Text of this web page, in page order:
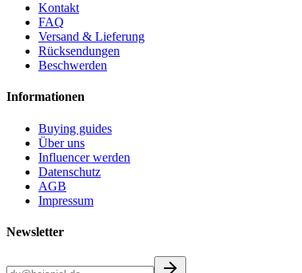
Kontakt
FAQ
Versand & Lieferung
Rücksendungen
Beschwerden
Informationen
Buying guides
Über uns
Influencer werden
Datenschutz
AGB
Impressum
Newsletter